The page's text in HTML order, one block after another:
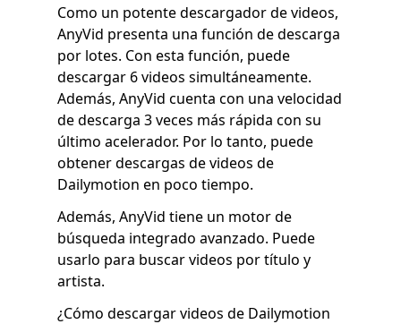
Como un potente descargador de videos,
AnyVid presenta una función de descarga
por lotes. Con esta función, puede
descargar 6 videos simultáneamente.
Además, AnyVid cuenta con una velocidad
de descarga 3 veces más rápida con su
último acelerador. Por lo tanto, puede
obtener descargas de videos de
Dailymotion en poco tiempo.
Además, AnyVid tiene un motor de
búsqueda integrado avanzado. Puede
usarlo para buscar videos por título y
artista.
¿Cómo descargar videos de Dailymotion